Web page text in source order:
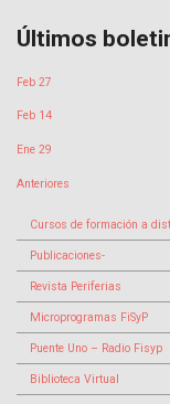
Últimos
Feb 27
Feb 14
Ene 29
Anteriores
Cursos de formación a
Publicaciones-
Revista Periferias
Microprogramas FiSyP
Puente Uno – Radio Fisyp
Biblioteca Virtual